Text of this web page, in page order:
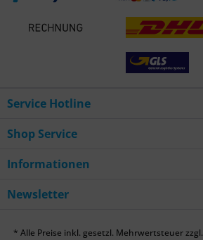
Service Hotline
Shop Service
Informationen
Newsletter
* Alle Preise inkl. gesetzl. Mehrwertsteuer zzgl.